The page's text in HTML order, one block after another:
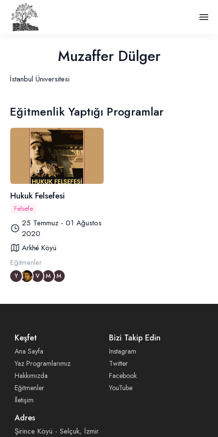
Muzaffer Dülger
İstanbul Üniversitesi
Eğitmenlik Yaptığı Programlar
Hukuk Felsefesi
Felsefe
25 Temmuz - 01 Ağustos
2020
Arkhé Köyü
Eğitmenler
Y V M M
Keşfet
Ana Sayfa
Yaz Programlarımız
Hakkımızda
Eğitmenler
İletişim
Bizi Takip Edin
Instagram
Twitter
Facebook
YouTube
Adres
Şirince Köyü - Selçuk, İzmir